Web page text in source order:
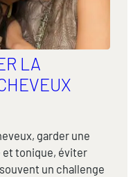
LA
garder une
et tonique, éviter
un challenge